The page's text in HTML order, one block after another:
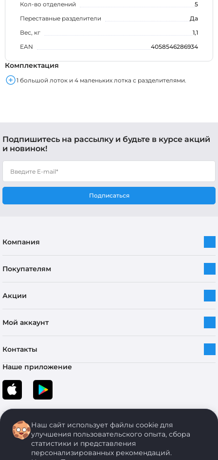
Кол-во отделений
5
Переставные разделители
Да
Вес, кг
1,1
EAN
4058546286934
Комплектация
1 большой лоток и 4 маленьких лотка с разделителями.
Подпишитесь на рассылку и будьте в курсе акций
и новинок!
Подписаться
Компания
Покупателям
Акции
Мой аккаунт
Контакты
Наше приложение
Наш сайт использует файлы cookie для
улучшения пользовательского опыта, сбора
статистики и представления
персонализированных рекомендаций.